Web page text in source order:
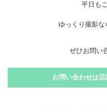
平日も
ゆっくり撮影な
ぜひお問い
お問い合わせは